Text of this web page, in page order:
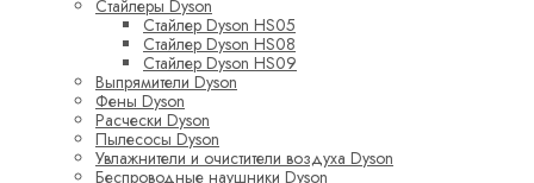
Стайлеры Dyson
Стайлер Dyson HS05
Стайлер Dyson HS08
Стайлер Dyson HS09
Выпрямители Dyson
Фены Dyson
Расчески Dyson
Пылесосы Dyson
Увлажнители и очистители воздуха Dyson
Беспроводные наушники Dyson